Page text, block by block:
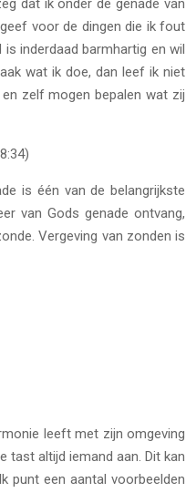
dat ik onder de genade van
voor de dingen die ik fout
inderdaad barmhartig en wil
wat ik doe, dan leef ik niet
zelf mogen bepalen wat zij
is één van de belangrijkste
van Gods genade ontvang,
Vergeving van zonden is
leeft met zijn omgeving
altijd iemand aan. Dit kan
punt een aantal voorbeelden